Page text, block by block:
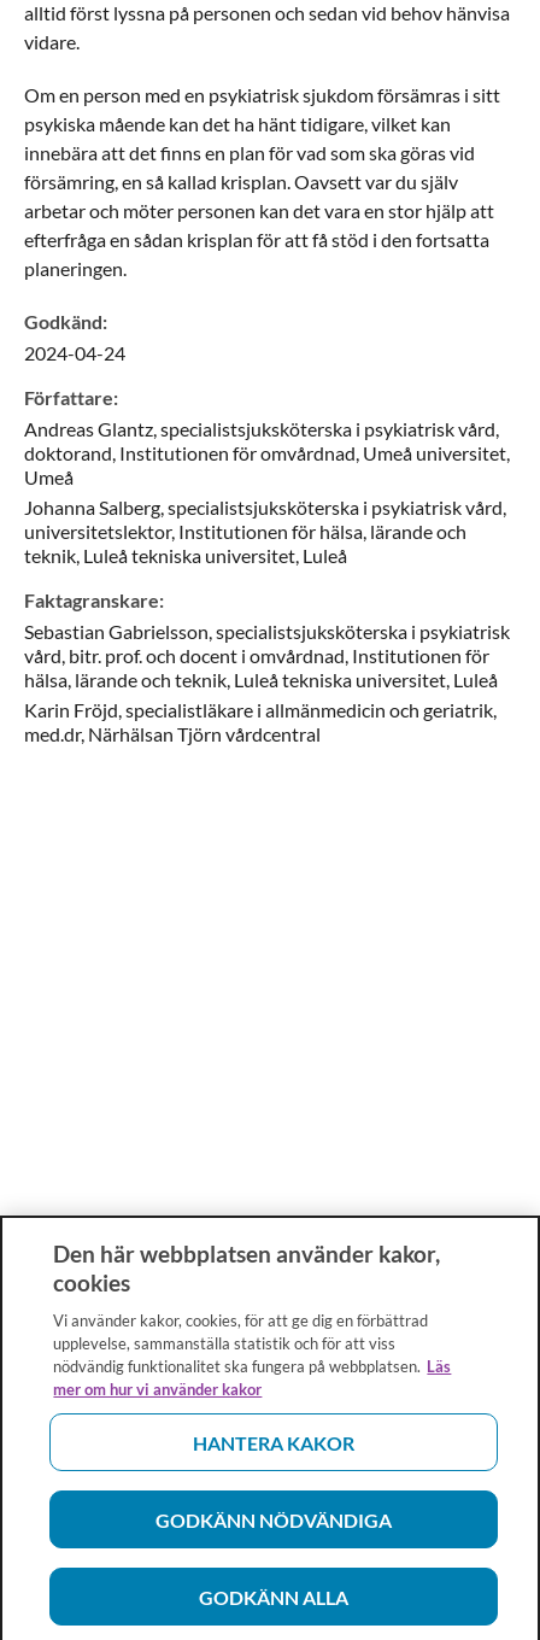
alltid först lyssna på personen och sedan vid behov hänvisa
vidare.
Om en person med en psykiatrisk sjukdom försämras i sitt
psykiska mående kan det ha hänt tidigare, vilket kan
innebära att det finns en plan för vad som ska göras vid
försämring, en så kallad krisplan. Oavsett var du själv
arbetar och möter personen kan det vara en stor hjälp att
efterfråga en sådan krisplan för att få stöd i den fortsatta
planeringen.
Godkänd:
2024-04-24
Författare:
AndreasGlantz,specialistsjuksköterska i psykiatrisk vård,
doktorand, Institutionen för omvårdnad, Umeå universitet,
Umeå
JohannaSalberg,specialistsjuksköterska i psykiatrisk vård,
universitetslektor, Institutionen för hälsa, lärande och
teknik, Luleå tekniska universitet, Luleå
Faktagranskare:
Sebastian Gabrielsson,specialistsjuksköterska i psykiatrisk
vård, bitr. prof. och docent i omvårdnad, Institutionen för
hälsa, lärande och teknik, Luleå tekniska universitet, Luleå
Karin Fröjd,specialistläkare i allmänmedicin och geriatrik,
med.dr, Närhälsan Tjörn vårdcentral
Den här webbplatsen använder kakor,
cookies
Vi använder kakor, cookies, för att ge dig en förbättrad
upplevelse, sammanställa statistik och för att viss
nödvändig funktionalitet ska fungera på webbplatsen. Läs
mer om hur vi använder kakor
HANTERA KAKOR
GODKÄNN NÖDVÄNDIGA
GODKÄNN ALLA